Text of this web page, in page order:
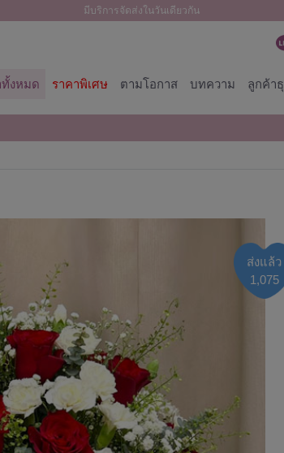
มีบริการจัดส่งในวันเดียวกัน
งหมด ราคาพิเศษ ตามโอกาส บทความ ลูกค้า
ส่งแล้ว
1,075